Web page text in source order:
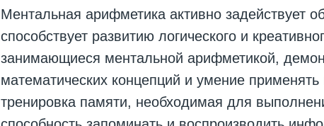
Ментальная арифметика активно задействует
способствует развитию логического и
занимающиеся ментальной арифметикой,
математических концепций и умение применять
тренировка памяти, необходимая для